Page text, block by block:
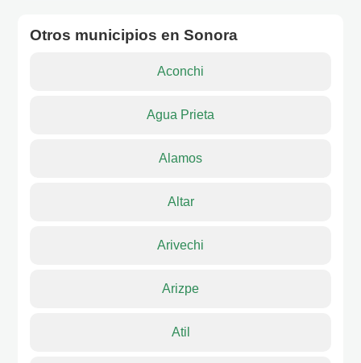
Otros municipios en Sonora
Aconchi
Agua Prieta
Alamos
Altar
Arivechi
Arizpe
Atil